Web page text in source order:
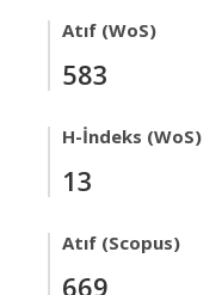
Atıf (WoS)
583
H-İndeks (WoS)
13
Atıf (Scopus)
669